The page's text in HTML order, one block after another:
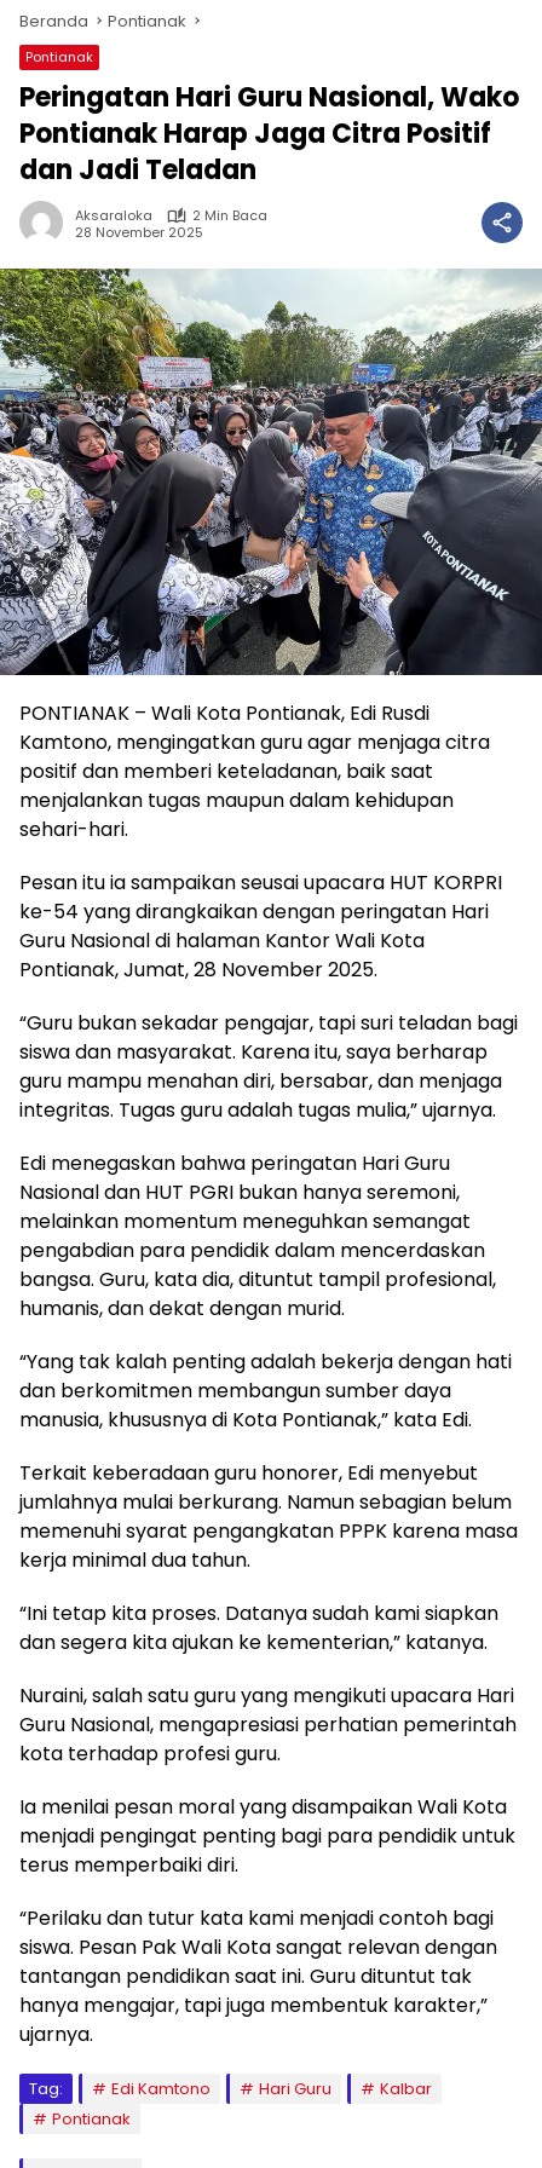
Beranda Pontianak
Pontianak
Peringatan Hari Guru Nasional, Wako
Pontianak Harap Jaga Citra Positif
dan Jadi Teladan
Aksaraloka
2 Min Baca
28 November 2025
PONTIANAK – Wali Kota Pontianak, Edi Rusdi
Kamtono, mengingatkan guru agar menjaga citra
positif dan memberi keteladanan, baik saat
menjalankan tugas maupun dalam kehidupan
sehari-hari.
Pesan itu ia sampaikan seusai upacara HUT KORPRI
ke-54 yang dirangkaikan dengan peringatan Hari
Guru Nasional di halaman Kantor Wali Kota
Pontianak, Jumat, 28 November 2025.
“Guru bukan sekadar pengajar, tapi suri teladan bagi
siswa dan masyarakat. Karena itu, saya berharap
guru mampu menahan diri, bersabar, dan menjaga
integritas. Tugas guru adalah tugas mulia,” ujarnya.
Edi menegaskan bahwa peringatan Hari Guru
Nasional dan HUT PGRI bukan hanya seremoni,
melainkan momentum meneguhkan semangat
pengabdian para pendidik dalam mencerdaskan
bangsa. Guru, kata dia, dituntut tampil profesional,
humanis, dan dekat dengan murid.
“Yang tak kalah penting adalah bekerja dengan hati
dan berkomitmen membangun sumber daya
manusia, khususnya di Kota Pontianak,” kata Edi.
Terkait keberadaan guru honorer, Edi menyebut
jumlahnya mulai berkurang. Namun sebagian belum
memenuhi syarat pengangkatan PPPK karena masa
kerja minimal dua tahun.
“Ini tetap kita proses. Datanya sudah kami siapkan
dan segera kita ajukan ke kementerian,” katanya.
Nuraini, salah satu guru yang mengikuti upacara Hari
Guru Nasional, mengapresiasi perhatian pemerintah
kota terhadap profesi guru.
Ia menilai pesan moral yang disampaikan Wali Kota
menjadi pengingat penting bagi para pendidik untuk
terus memperbaiki diri.
“Perilaku dan tutur kata kami menjadi contoh bagi
siswa. Pesan Pak Wali Kota sangat relevan dengan
tantangan pendidikan saat ini. Guru dituntut tak
hanya mengajar, tapi juga membentuk karakter,”
ujarnya.
Tag: Edi Kamtono Hari Guru
Kalbar
Pontianak